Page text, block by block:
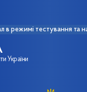
в режимі тестування та
України